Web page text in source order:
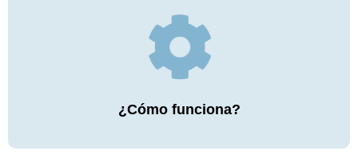
¿Cómo funciona?